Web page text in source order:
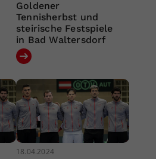
Goldener
Tennisherbst und
steirische Festspiele
in Bad Waltersdorf
18.04.2024